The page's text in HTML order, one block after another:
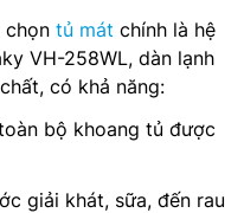
chọn tủ mát chính là hệ
VH-258WL, dàn lạnh
có khả năng:
bộ khoang tủ được
giải khát, sữa, đến rau